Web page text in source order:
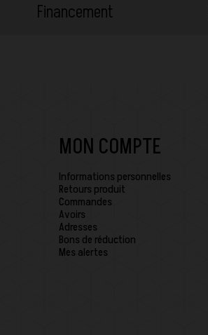
Financement
MON COMPTE
Informations personnelles
Retours produit
Commandes
Avoirs
Adresses
Bons de réduction
Mes alertes